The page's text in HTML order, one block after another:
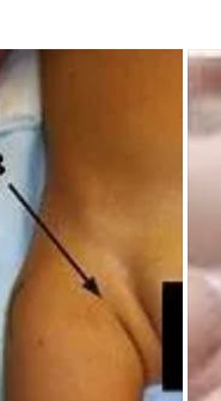
вывих бедра –